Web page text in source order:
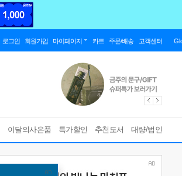
로그인 회원가입 마이페이지 카트 주문/배송 고객센터
이달의사은품 특가할인 추천도서 대량/법인